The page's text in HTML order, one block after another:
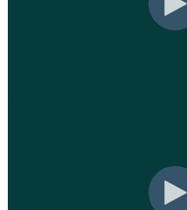
erbjuder resurser så som
fastighetsförvaltning och